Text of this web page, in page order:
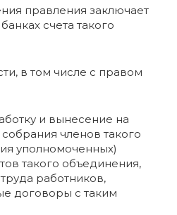
правления заключает
счета такого
в том числе с правом
и вынесение на
членов такого
уполномоченных)
такого объединения,
работников,
договоры с таким